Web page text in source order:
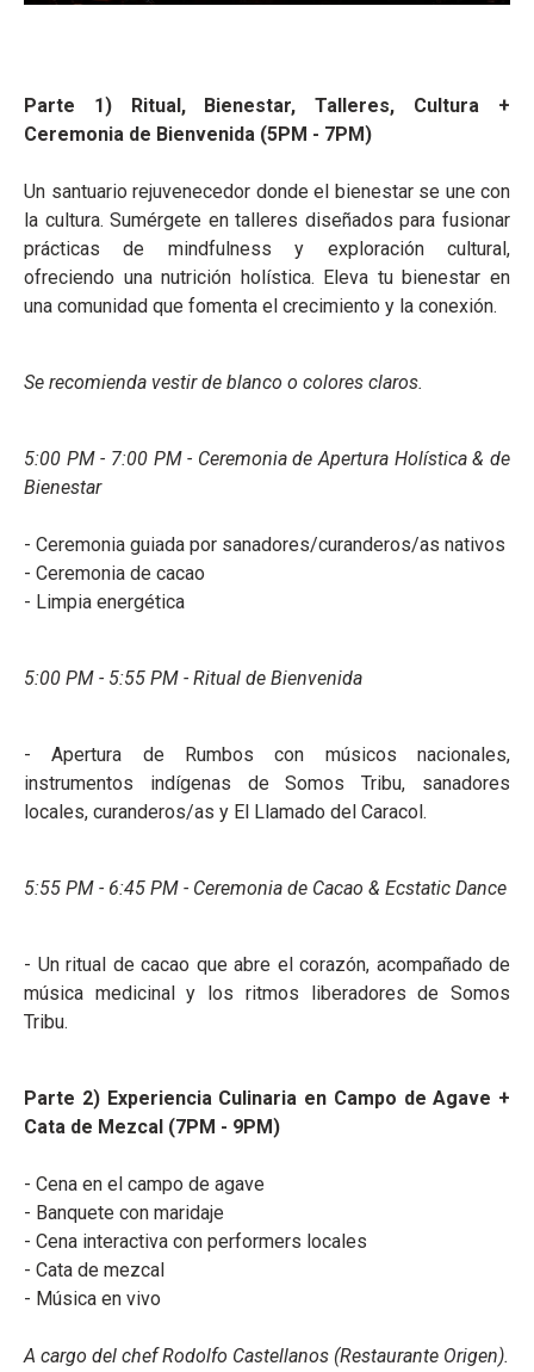
Parte 1) Ritual, Bienestar, Talleres, Cultura +
Ceremonia de Bienvenida (5PM - 7PM)
Un santuario rejuvenecedor donde el bienestar se une con
la cultura. Sumérgete en talleres diseñados para fusionar
prácticas de mindfulness y exploración cultural,
ofreciendo una nutrición holística. Eleva tu bienestar en
una comunidad que fomenta el crecimiento y la conexión.
Se recomienda vestir de blanco o colores claros.
5:00 PM - 7:00 PM - Ceremonia de Apertura Holística & de
Bienestar
- Ceremonia guiada por sanadores/curanderos/as nativos
- Ceremonia de cacao
- Limpia energética
5:00 PM - 5:55 PM - Ritual de Bienvenida
- Apertura de Rumbos con músicos nacionales,
instrumentos indígenas de Somos Tribu, sanadores
locales, curanderos/as y El Llamado del Caracol.
5:55 PM - 6:45 PM - Ceremonia de Cacao & Ecstatic Dance
- Un ritual de cacao que abre el corazón, acompañado de
música medicinal y los ritmos liberadores de Somos
Tribu.
Parte 2) Experiencia Culinaria en Campo de Agave +
Cata de Mezcal (7PM - 9PM)
- Cena en el campo de agave
- Banquete con maridaje
- Cena interactiva con performers locales
- Cata de mezcal
- Música en vivo
A cargo del chef Rodolfo Castellanos (Restaurante Origen).